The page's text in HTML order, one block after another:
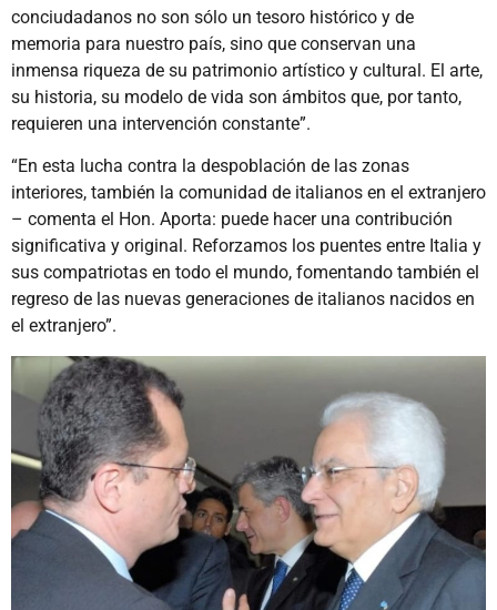
conciudadanos no son sólo un tesoro histórico y de
memoria para nuestro país, sino que conservan una
inmensa riqueza de su patrimonio artístico y cultural. El arte,
su historia, su modelo de vida son ámbitos que, por tanto,
requieren una intervención constante”.
“En esta lucha contra la despoblación de las zonas
interiores, también la comunidad de italianos en el extranjero
– comenta el Hon. Aporta: puede hacer una contribución
significativa y original. Reforzamos los puentes entre Italia y
sus compatriotas en todo el mundo, fomentando también el
regreso de las nuevas generaciones de italianos nacidos en
el extranjero”.